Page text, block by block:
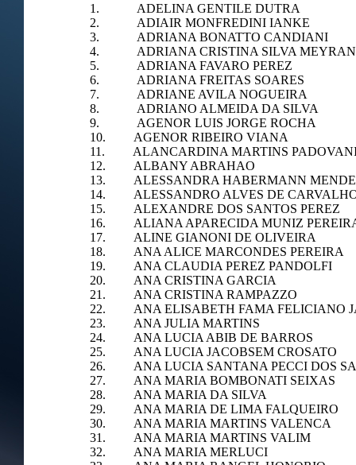
1. ADELINA GENTILE DUTRA
2. ADIAIR MONFREDINI IANKE
3. ADRIANA BONATTO CANDIANI
4. ADRIANA CRISTINA SILVA MEYRAN
5. ADRIANA FAVARO PEREZ
6. ADRIANA FREITAS SOARES
7. ADRIANE AVILA NOGUEIRA
8. ADRIANO ALMEIDA DA SILVA
9. AGENOR LUIS JORGE ROCHA
10. AGENOR RIBEIRO VIANA
11. ALANCARDINA MARTINS
12. ALBANY ABRAHAO
13. ALESSANDRA HABERMANN
14. ALESSANDRO ALVES DE
15. ALEXANDRE DOS SANTOS PEREZ
16. ALIANA APARECIDA MUNIZ
17. ALINE GIANONI DE OLIVEIRA
18. ANA ALICE MARCONDES PEREIRA
19. ANA CLAUDIA PEREZ PANDOLFI
20. ANA CRISTINA GARCIA
21. ANA CRISTINA RAMPAZZO
22. ANA ELISABETH FAMA FELICIANO
23. ANA JULIA MARTINS
24. ANA LUCIA ABIB DE BARROS
25. ANA LUCIA JACOBSEM CROSATO
26. ANA LUCIA SANTANA PECCI DOS
27. ANA MARIA BOMBONATI SEIXAS
28. ANA MARIA DA SILVA
29. ANA MARIA DE LIMA FALQUEIRO
30. ANA MARIA MARTINS VALENCA
31. ANA MARIA MARTINS VALIM
32. ANA MARIA MERLUCI